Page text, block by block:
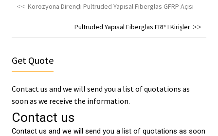
Korozyona Dirençli Pultruded Yapısal Fiberglas GFRP Açısı
Pultruded Yapısal Fiberglas FRP I Kirişler
Get Quote
Contact us and we will send you a list of quotations as
soon as we receive the information.